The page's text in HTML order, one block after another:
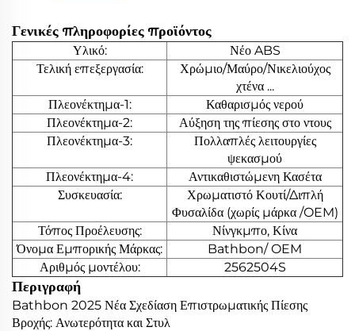
Γενικές πληροφορίες προϊόντος
Υλικό:
Νέο ABS
Τελική επεξεργασία:
Χρώμιο/Μαύρο/Νικελιούχος
χτένα ...
Πλεονέκτημα-1:
Καθαρισμός νερού
Πλεονέκτημα-2:
Αύξηση της πίεσης στο ντους
Πλεονέκτημα-3:
Πολλαπλές λειτουργίες
ψεκασμού
Πλεονέκτημα-4:
Αντικαθιστώμενη Κασέτα
Συσκευασία:
Χρωματιστό Κουτί/Διπλή
Φυσαλίδα (χωρίς μάρκα /OEM)
Τόπος Προέλευσης:
Νίνγκμπο, Κίνα
Όνομα Εμπορικής Μάρκας:
Bathbon/ OEM
Αριθμός μοντέλου:
2562504S
Περιγραφή
Bathbon 2025 Νέα Σχεδίαση Επιστρωματικής Πίεσης
Βροχής: Ανωτερότητα και Στυλ